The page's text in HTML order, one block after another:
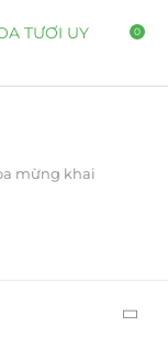
0
mừng khai